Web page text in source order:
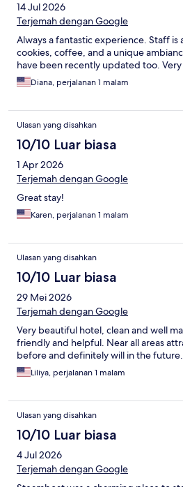
14 Jul 2026
Terjemah dengan Google
Always a fantastic experience. Staff is
cookies, coffee, and a unique
have been recently updated too. Very
Diana, perjalanan 1 malam
Ulasan yang disahkan
10/10 Luar biasa
1 Apr 2026
Terjemah dengan Google
Great stay!
Karen, perjalanan 1 malam
Ulasan yang disahkan
10/10 Luar biasa
29 Mei 2026
Terjemah dengan Google
Very beautiful hotel, clean and well
friendly and helpful. Near all areas
before and definitely will in the future.
Liliya, perjalanan 1 malam
Ulasan yang disahkan
10/10 Luar biasa
4 Jul 2026
Terjemah dengan Google